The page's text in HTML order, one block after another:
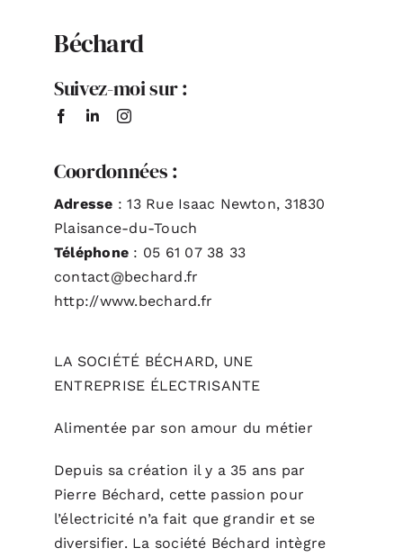
Béchard
Suivez-moi sur :
Coordonnées :
Adresse : 13 Rue Isaac Newton, 31830
Plaisance-du-Touch
Téléphone : 05 61 07 38 33
contact@bechard.fr
http://www.bechard.fr
LA SOCIÉTÉ BÉCHARD, UNE
ENTREPRISE ÉLECTRISANTE
Alimentée par son amour du métier
Depuis sa création il y a 35 ans par
Pierre Béchard, cette passion pour
l’électricité n’a fait que grandir et se
diversifier. La société Béchard intègre
ACTUALITÉS
CONTACT